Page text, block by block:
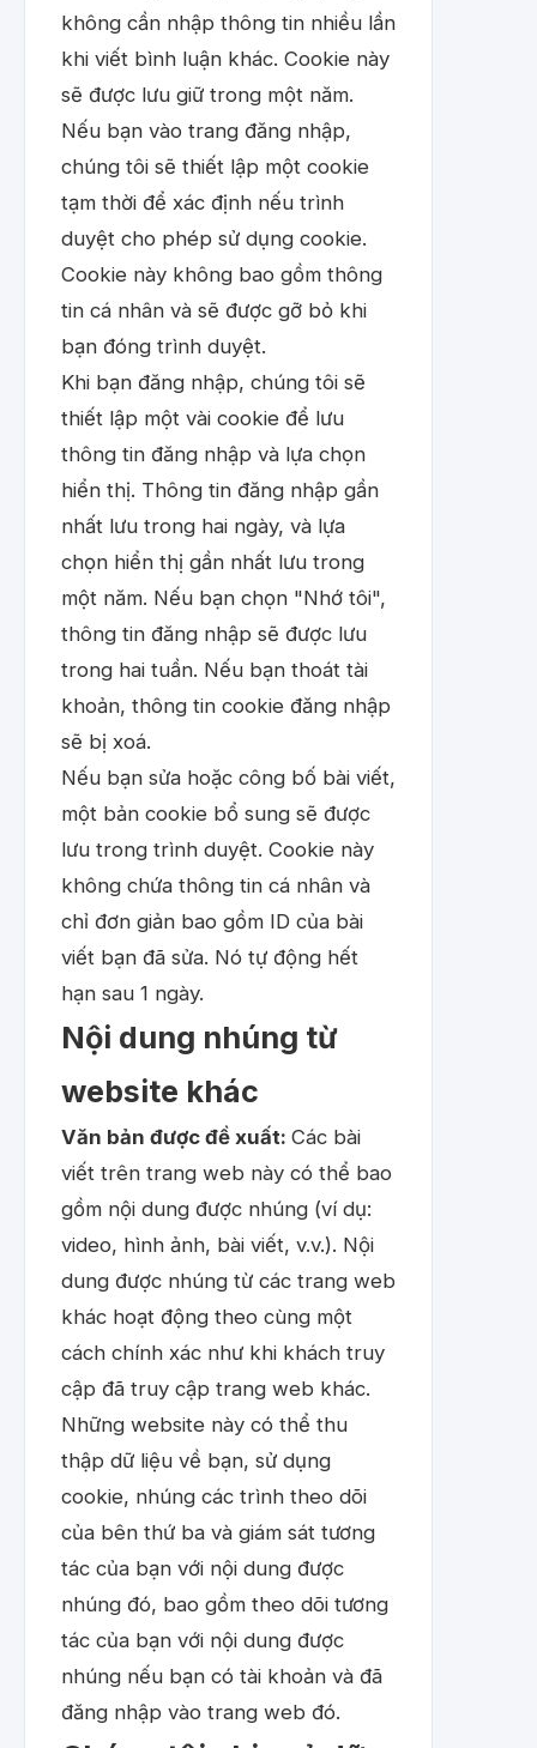
không cần nhập thông tin nhiều lần
khi viết bình luận khác. Cookie này
sẽ được lưu giữ trong một năm.
Nếu bạn vào trang đăng nhập,
chúng tôi sẽ thiết lập một cookie
tạm thời để xác định nếu trình
duyệt cho phép sử dụng cookie.
Cookie này không bao gồm thông
tin cá nhân và sẽ được gỡ bỏ khi
bạn đóng trình duyệt.
Khi bạn đăng nhập, chúng tôi sẽ
thiết lập một vài cookie để lưu
thông tin đăng nhập và lựa chọn
hiển thị. Thông tin đăng nhập gần
nhất lưu trong hai ngày, và lựa
chọn hiển thị gần nhất lưu trong
một năm. Nếu bạn chọn "Nhớ tôi",
thông tin đăng nhập sẽ được lưu
trong hai tuần. Nếu bạn thoát tài
khoản, thông tin cookie đăng nhập
sẽ bị xoá.
Nếu bạn sửa hoặc công bố bài viết,
một bản cookie bổ sung sẽ được
lưu trong trình duyệt. Cookie này
không chứa thông tin cá nhân và
chỉ đơn giản bao gồm ID của bài
viết bạn đã sửa. Nó tự động hết
hạn sau 1 ngày.
Nội dung nhúng từ
website khác
Văn bản được đề xuất: Các bài
viết trên trang web này có thể bao
gồm nội dung được nhúng (ví dụ:
video, hình ảnh, bài viết, v.v.). Nội
dung được nhúng từ các trang web
khác hoạt động theo cùng một
cách chính xác như khi khách truy
cập đã truy cập trang web khác.
Những website này có thể thu
thập dữ liệu về bạn, sử dụng
cookie, nhúng các trình theo dõi
của bên thứ ba và giám sát tương
tác của bạn với nội dung được
nhúng đó, bao gồm theo dõi tương
tác của bạn với nội dung được
nhúng nếu bạn có tài khoản và đã
đăng nhập vào trang web đó.